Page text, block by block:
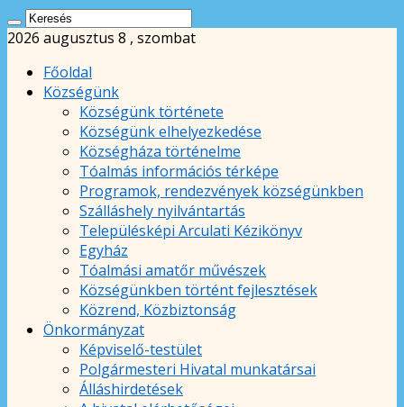
2026 augusztus 8 , szombat
Főoldal
Községünk
Községünk története
Községünk elhelyezkedése
Községháza történelme
Tóalmás információs térképe
Programok, rendezvények községünkben
Szálláshely nyilvántartás
Településképi Arculati Kézikönyv
Egyház
Tóalmási amatőr művészek
Községünkben történt fejlesztések
Közrend, Közbiztonság
Önkormányzat
Képviselő-testület
Polgármesteri Hivatal munkatársai
Álláshirdetések